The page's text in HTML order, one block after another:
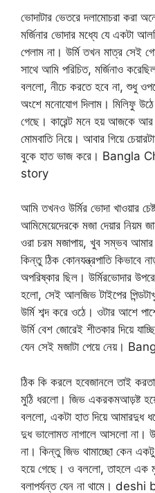
ভোদাটার ভেতরে দলামোচরা করা
মর্জিনার ভোদার মধ্যে যে একটা
পেলাম না। উর্মি তখন মাত্র সেই
সাথে আমি পরিচিত, মর্জিনাও
বললো, নীচে করতে হবে না, শুধু
অংশে মনোযোগ দিলাম। মিলিফু
গেছে। কারেন্ট মনে হয় আজকে
মোমবাতি নিয়ে। আবার গিয়ে
বুকে হাত ভাজ করে।
story
আমি তখনও উর্মির ভোদা খাওয়ার
আমিমেয়েদেরকে মজা দেয়ার নিয়ম
ওরা চরম মজাপায়, খুব সম্ভব
কিন্তু ঠিক কোনযন্ত্রপাতি কিভাবে
অপরিষ্কার ছিল। উর্মিরভোদার
হলো, সেই আলজিভ টাইপের
উর্মি শব্দ করে ওঠে। ওটার আশে
উর্মি বেশ জোরেই শীতকার দিয়ে
যেন সেই মজাটা পেয়ে নেয়।
ঠিক কি করলে হবেজানলে তাই
মুঠি ধরলো। জিভ একরকমআড়ষ্ট
বললো, একটা হাত দিয়ে আমারদুধ
দুধ ভালোমত নাগালে আসলো না।
না। কিন্তু জিভ থামাচ্ছো কেন
হয়ে গেছে। ও বললো, তাহলে এক
বলাপর্যন্ত যেন না থামে।